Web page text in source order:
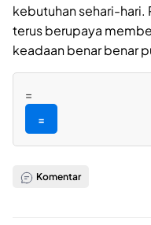
kebutuhan sehari-hari.
terus berupaya
keadaan benar benar
=
=
Komentar